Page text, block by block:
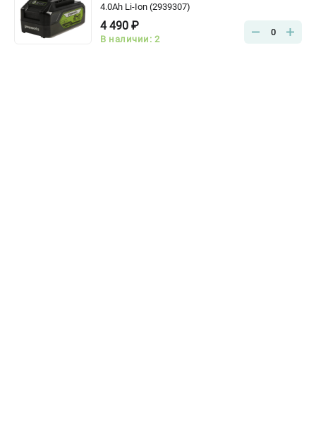
4.0Ah Li-Ion (2939307)
4 490 ₽
В наличии: 2
0